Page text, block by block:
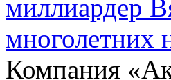
миллиардер
многолетних
Компания